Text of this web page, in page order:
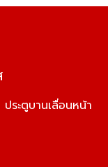
ระตูบานเลื่อนหน้า